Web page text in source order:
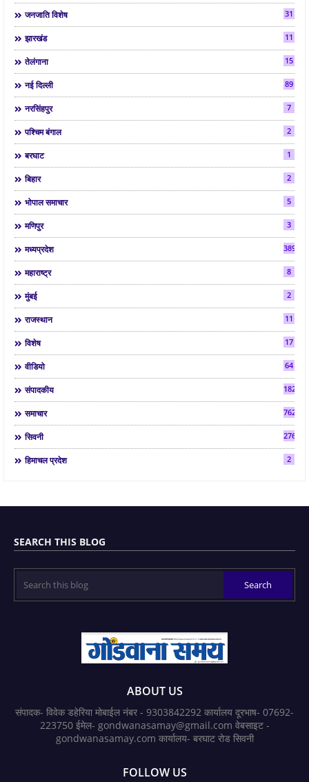
जनजाति विशेष 31
झारखंड 11
तेलंगाना 15
नई दिल्ली 89
नरसिंहपुर 7
पश्चिम बंगाल 2
बरघाट 1
बिहार 2
भोपाल समाचार 5
मणिपुर 3
मध्यप्रदेश 3892
महाराष्ट्र 8
मुंबई 2
राजस्थान 11
विशेष 17
वीडियो 64
संपादकीय 182
समाचार 7624
सिवनी 2763
हिमाचल प्रदेश 2
SEARCH THIS BLOG
ABOUT US
संपादक- विवेक डहेरिया मोबाईल नंबर - 9303842292 कार्यालय दूरभाष- 07692-
223750 ईमेल- gondwanasamay@gmail.com वेबसाइट -
gondwanasamay.com कार्यालय- बरघाट रोड सिवनी
FOLLOW US